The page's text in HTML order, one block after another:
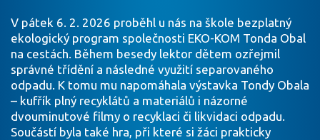
V pátek 6. 2. 2026 proběhl u nás na škole bezplatný
ekologický program společnosti EKO-KOM Tonda Obal
na cestách. Během besedy lektor dětem ozřejmil
správné třídění a následné využití separovaného
odpadu. K tomu mu napomáhala výstavka Tondy Obala
– kufřík plný recyklátů a materiálů i názorné
dvouminutové filmy o recyklaci či likvidaci odpadu.
Součástí byla také hra, při které si žáci prakticky